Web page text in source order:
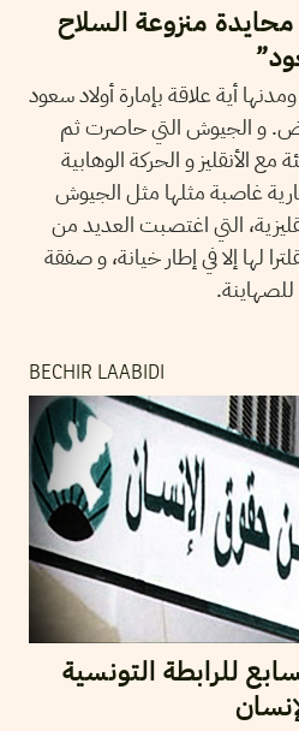
منزوعة السلاح
أية علاقة بإمارة أولاد سعود
و الجيوش التي حاصرت ثم
الأنقليز و الحركة الوهابية
غاصبة مثلها مثل الجيوش
التي اغتصبت العديد من
لها إلا في إطار خيانة، و صفقة
BECHIR LAABIDI
للرابطة التونسية